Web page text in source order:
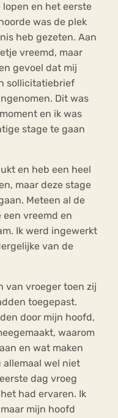
en het eerste
was de plek
heb gezeten. Aan
vreemd, maar
gevoel dat mij
sollicitatiebrief
Dit was
en ik was
stage te gaan
en heb een heel
maar deze stage
Meteen al de
een vreemd en
Ik werd ingewerkt
van de
van vroeger toen zij
toegepast.
door mijn hoofd,
waarom
en wat maken
wel niet
dag vroeg
had ervaren. Ik
mijn hoofd